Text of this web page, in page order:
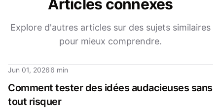
Articles connexes
Explore d'autres articles sur des sujets similaires
pour mieux comprendre.
Jun 01, 20266 min
Comment tester des idées audacieuses sans
tout risquer